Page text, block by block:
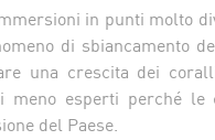
in punti molto
di sbiancamento
una crescita dei
meno esperti perché
del Paese.